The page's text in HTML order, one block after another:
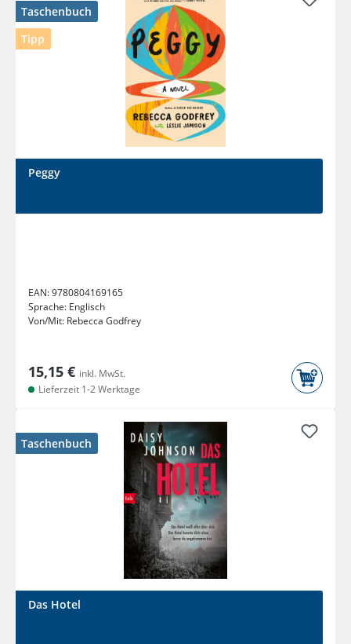
Taschenbuch
Tipp
Peggy
EAN:9780804169165
Sprache: Englisch
Von/Mit: Rebecca Godfrey
15,15 € inkl. MwSt.
Lieferzeit 1-2 Werktage
Taschenbuch
Das Hotel